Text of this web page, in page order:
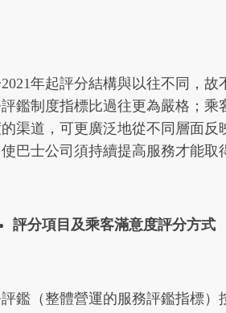
年起評分結構與以往不同，
鑑制度指標比過往更為嚴格；乘
渠道，可更廣泛地從不同層面
巴士公司須持續提高服務才能取
評分項目及乘客滿意度評分方式
鑑（整體營運的服務評鑑指標）